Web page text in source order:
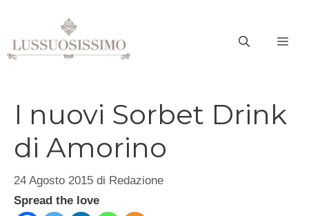
contenuto
I nuovi Sorbet Drink
di Amorino
24 Agosto 2015 di Redazione
Spread the love